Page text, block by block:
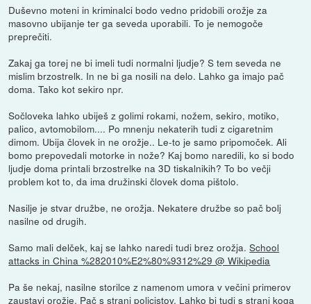
Duševno moteni in kriminalci bodo vedno pridobili orožje za
masovno ubijanje ter ga seveda uporabili. To je nemogoče
preprečiti.
Zakaj ga torej ne bi imeli tudi normalni ljudje? S tem seveda ne
mislim brzostrelk. In ne bi ga nosili na delo. Lahko ga imajo pač
doma. Tako kot sekiro npr.
Sočloveka lahko ubiješ z golimi rokami, nožem, sekiro, motiko,
palico, avtomobilom.... Po mnenju nekaterih tudi z cigaretnim
dimom. Ubija človek in ne orožje.. Le-to je samo pripomoček. Ali
bomo prepovedali motorke in nože? Kaj bomo naredili, ko si bodo
ljudje doma printali brzostrelke na 3D tiskalnikih? To bo večji
problem kot to, da ima družinski človek doma pištolo.
Nasilje je stvar družbe, ne orožja. Nekatere družbe so pač bolj
nasilne od drugih.
Samo mali delček, kaj se lahko naredi tudi brez orožja.School
attacks in China %282010%E2%80%9312%29 @ Wikipedia
Pa še nekaj, nasilne storilce z namenom umora v večini primerov
zaustavi orožje. Pač s strani policistov. Lahko bi tudi s strani koga